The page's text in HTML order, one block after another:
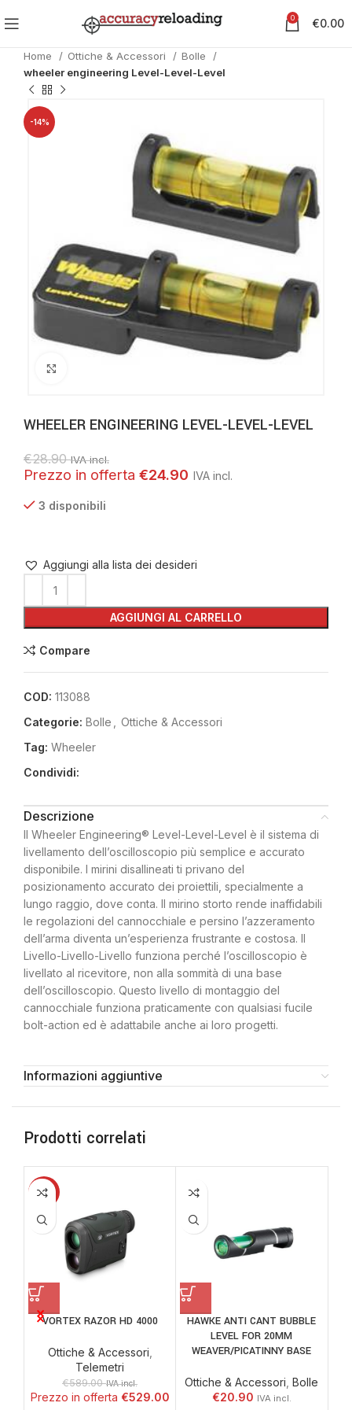
0 €0.00
Home Ottiche & Accessori
Bolle
wheeler engineering Level-Level-Level
-14%
WHEELER ENGINEERING LEVEL-LEVEL-LEVEL
€28.90 IVA incl.
€24.90
3 disponibili
AGGIUNGI AL CARRELLO
Aggiungi alla lista dei desideri
Compare
COD: 113088
Categorie: Bolle
Ottiche & Accessori
Tag: Wheeler
Condividi:
Descrizione
Il Wheeler Engineering® Level-Level-Level è il sistema di
livellamento dell’oscilloscopio più semplice e accurato
disponibile. I mirini disallineati ti privano del
posizionamento accurato dei proiettili, specialmente a
lungo raggio, dove conta. Il mirino storto rende inaffidabili
le regolazioni del cannocchiale e persino l’azzeramento
dell’arma diventa un’esperienza frustrante e costosa. Il
Livello-Livello-Livello funziona perché l’oscilloscopio è
livellato al ricevitore, non alla sommità di una base
dell’oscilloscopio. Questo livello di montaggio del
cannocchiale funziona praticamente con qualsiasi fucile
bolt-action ed è adattabile anche ai loro progetti.
Informazioni aggiuntive
Prodotti correlati
-10%
VORTEX RAZOR HD 4000
Ottiche & Accessori
Telemetri
€589.00 IVA incl.
€529.00
HAWKE ANTI CANT BUBBLE
LEVEL FOR 20MM
WEAVER/PICATINNY BASE
Ottiche & Accessori Bolle
€20.90